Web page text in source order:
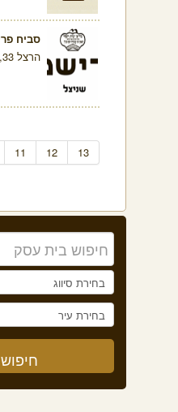
סביח
הרצל 33, אופקים
11 12 13